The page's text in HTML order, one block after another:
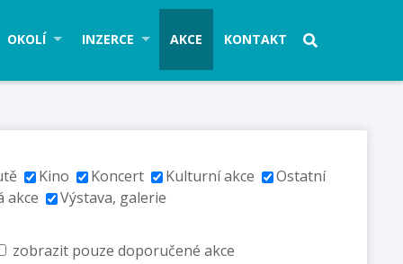
OKOLÍ INZERCE AKCE KONTAKT
Kino Koncert Kulturní akce
Ostatní
akce
Výstava, galerie
zobrazit pouze doporučené akce